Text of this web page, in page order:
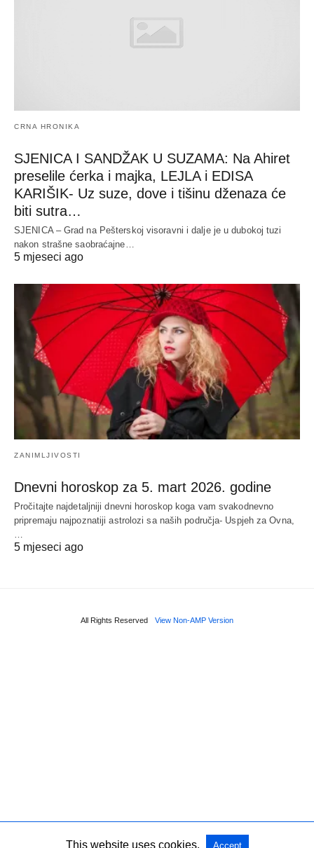
CRNA HRONIKA
SJENICA I SANDŽAK U SUZAMA: Na Ahiret
preselile ćerka i majka, LEJLA i EDISA
KARIŠIK- Uz suze, dove i tišinu dženaza će
biti sutra…
SJENICA – Grad na Pešterskoj visoravni i dalje je u dubokoj tuzi
nakon strašne saobraćajne…
5 mjeseci ago
ZANIMLJIVOSTI
Dnevni horoskop za 5. mart 2026. godine
Pročitajte najdetaljniji dnevni horoskop koga vam svakodnevno
pripremaju najpoznatiji astrolozi sa naših područja- Uspjeh za Ovna,
5 mjeseci ago
All Rights Reserved View Non-AMP Version
This website uses cookies. Accept